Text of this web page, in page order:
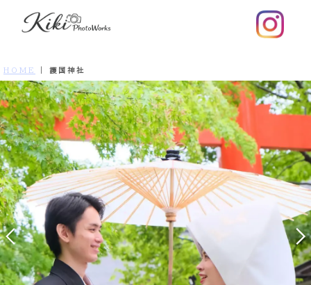
HOME 護国神社